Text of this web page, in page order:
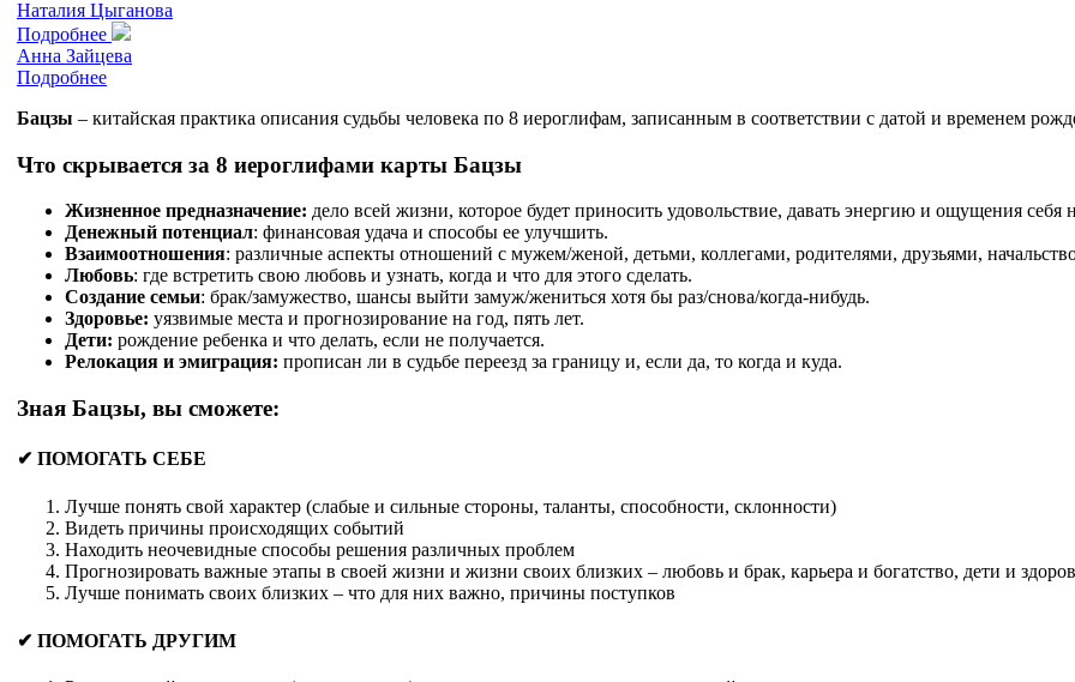
Наталия Цыганова
Подробнее
Анна Зайцева
Подробнее
Бацзы – китайская практика описания судьбы человека по 8 иероглифам, записанным в соответствии с датой и временем
Что скрывается за 8 иероглифами карты Бацзы
Жизненное предназначение: дело всей жизни, которое будет приносить удовольствие, давать энергию и ощущения себя
Денежный потенциал: финансовая удача и способы ее улучшить.
Взаимоотношения: различные аспекты отношений с мужем/женой, детьми, коллегами, родителями, друзьями,
Любовь: где встретить свою любовь и узнать, когда и что для этого сделать.
Создание семьи: брак/замужество, шансы выйти замуж/жениться хотя бы раз/снова/когда-нибудь.
Здоровье: уязвимые места и прогнозирование на год, пять лет.
Дети: рождение ребенка и что делать, если не получается.
Релокация и эмиграция: прописан ли в судьбе переезд за границу и, если да, то когда и куда.
Зная Бацзы, вы сможете:
✔ ПОМОГАТЬ СЕБЕ
Лучше понять свой характер (слабые и сильные стороны, таланты, способности, склонности)
Видеть причины происходящих событий
Находить неочевидные способы решения различных проблем
Прогнозировать важные этапы в своей жизни и жизни своих близких – любовь и брак, карьера и богатство, дети и
Лучше понимать своих близких – что для них важно, причины поступков
✔ ПОМОГАТЬ ДРУГИМ